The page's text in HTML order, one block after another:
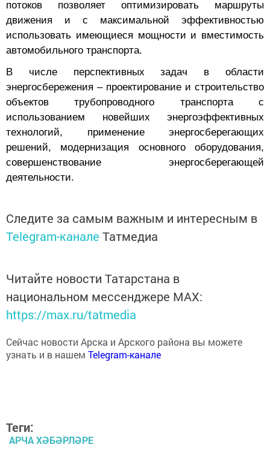
движения и с максимальной эффективностью
использовать имеющиеся мощности и вместимость
автомобильного транспорта.
В числе перспективных задач в области
энергосбережения – проектирование и строительство
объектов трубопроводного транспорта с
использованием новейших энергоэффективных
технологий, применение энергосберегающих
решений, модернизация основного оборудования,
совершенствование энергосберегающей
деятельности.
Telegram-каналеТатмедиа
национальном мессенджере MАХ:
https://max.ru/tatmedia
узнать и в нашемTelegram-канале
АРЧА ХӘБӘРЛӘРЕ